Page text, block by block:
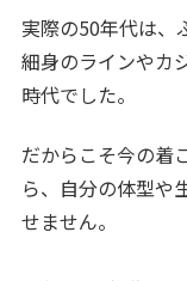
実際の50年代は、
細身のラインやカ
時代でした。
だからこそ今の着
ら、自分の体型や
せません。